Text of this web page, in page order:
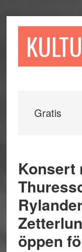
till
till
sidofältet
till
Gratis
Konsert
öppen